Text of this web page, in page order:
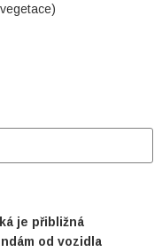
je přibližná
od vozidla